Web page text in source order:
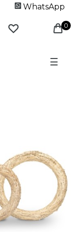
WhatsApp
0
☰